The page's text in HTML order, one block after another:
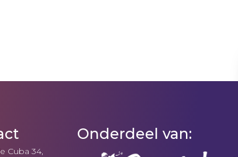
Cuba 34,
Onderdeel van: